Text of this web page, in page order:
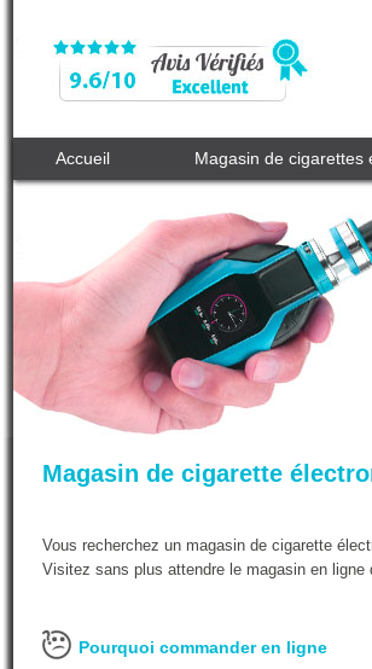
Accueil Magasin de cigarettes
Magasin de cigarette
Vous recherchez un magasin de cigarette
Visitez sans plus attendre le magasin en ligne
Pourquoi commander en ligne